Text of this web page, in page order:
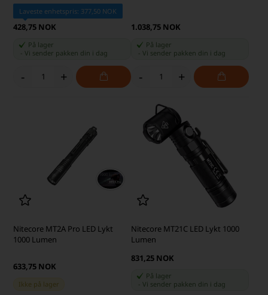
Laveste enhetspris: 377,50 NOK
428,75 NOK
På lager
-Vi sender pakken din i dag
- +
1.038,75 NOK
På lager
Vi sender pakken din i dag
- +
Nitecore MT2A Pro LED Lykt
1000 Lumen
633,75 NOK
Ikke på lager
Nitecore MT21C LED Lykt 1000
Lumen
831,25 NOK
På lager
Vi sender pakken din i dag